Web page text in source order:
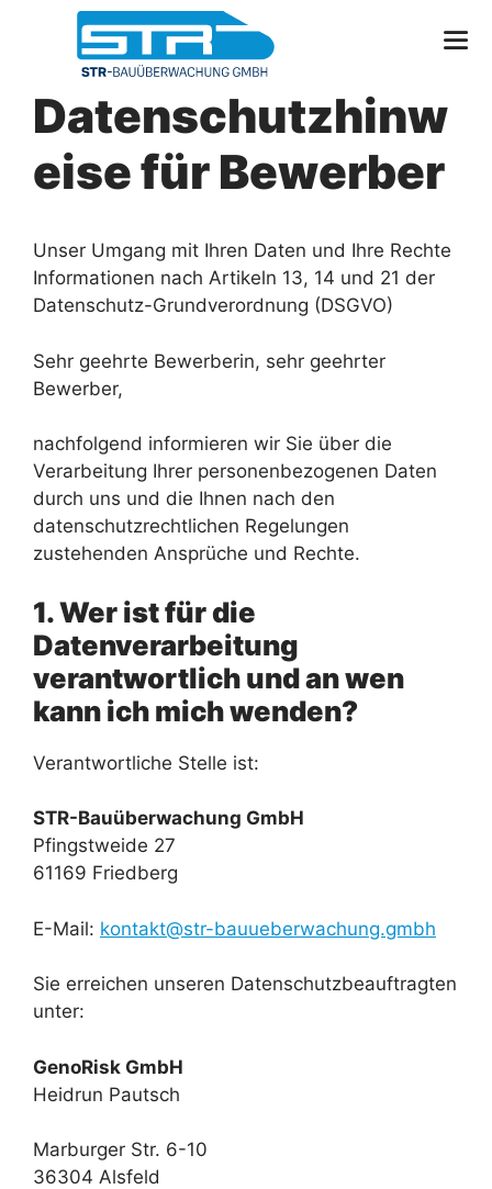
Datenschutzhinw
eise für Bewerber
Unser Umgang mit Ihren Daten und Ihre Rechte
Informationen nach Artikeln 13, 14 und 21 der
Datenschutz-Grundverordnung (DSGVO)
Sehr geehrte Bewerberin, sehr geehrter
Bewerber,
nachfolgend informieren wir Sie über die
Verarbeitung Ihrer personenbezogenen Daten
durch uns und die Ihnen nach den
datenschutzrechtlichen Regelungen
zustehenden Ansprüche und Rechte.
1. Wer ist für die
Datenverarbeitung
verantwortlich und an wen
kann ich mich wenden?
Verantwortliche Stelle ist:
STR-Bauüberwachung GmbH
Pfingstweide 27
61169 Friedberg
E-Mail: kontakt@str-bauueberwachung.gmbh
Sie erreichen unseren Datenschutzbeauftragten
unter:
GenoRisk GmbH
Heidrun Pautsch
Marburger Str. 6-10
36304 Alsfeld